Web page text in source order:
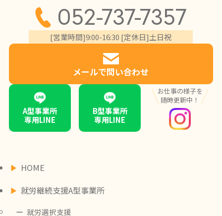
052-737-7357
[営業時間]9:00-16:30 [定休日]土日祝
メールで問い合わせ
A型事業所
専用LINE
B型事業所
専用LINE
お仕事の様子を
随時更新中！
HOME
就労継続支援A型事業所
就労選択支援